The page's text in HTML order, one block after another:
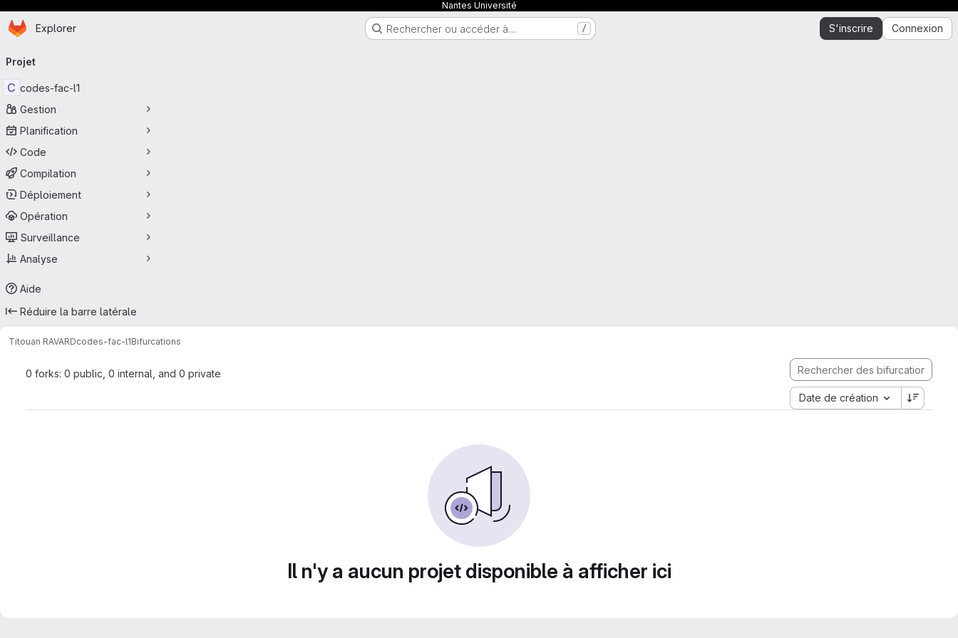
Nantes Université
Passer au contenu principal
Page d'accueil
Explorer Rechercher ou accéder à… / S'inscrire Connexion
principale
Projet
C codes-fac-l1
Gestion
Planification
Code
Compilation
Déploiement
Opération
Surveillance
Analyse
Aide
Réduire la barre latérale
Titouan RAVARDcodes-fac-l1Bifurcations
0 forks: 0 public, 0 internal, and 0 private
Date de création
Il n'y a aucun projet disponible à afficher ici